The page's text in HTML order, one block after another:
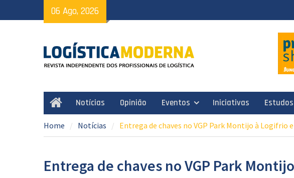
to
06 Ago, 2026
HomeNotícias Opinião Eventos Iniciativas Estudos
Home Notícias Entrega de chaves no VGP Park Montijo à Logifrio e
Entrega de chaves no VGP Park